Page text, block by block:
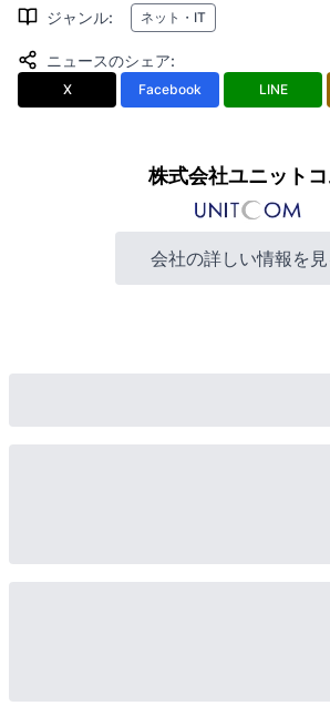
ジャンル: ネット・IT
ニュースのシェア:
X Facebook LINE
株式会社ユニット
会社の詳しい情報を見